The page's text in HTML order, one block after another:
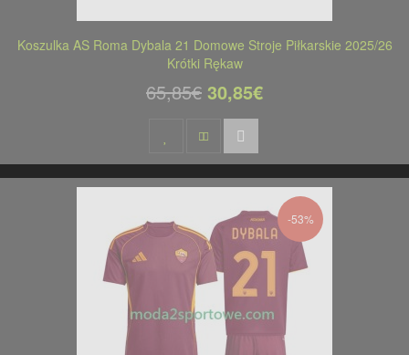
Koszulka AS Roma Dybala 21 Domowe Stroje Piłkarskie 2025/26
Krótki Rękaw
65,85€ 30,85€
-53%